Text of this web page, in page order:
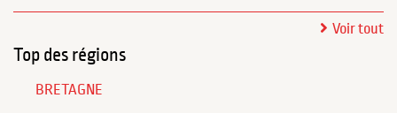
Voir tout
Top des régions
BRETAGNE